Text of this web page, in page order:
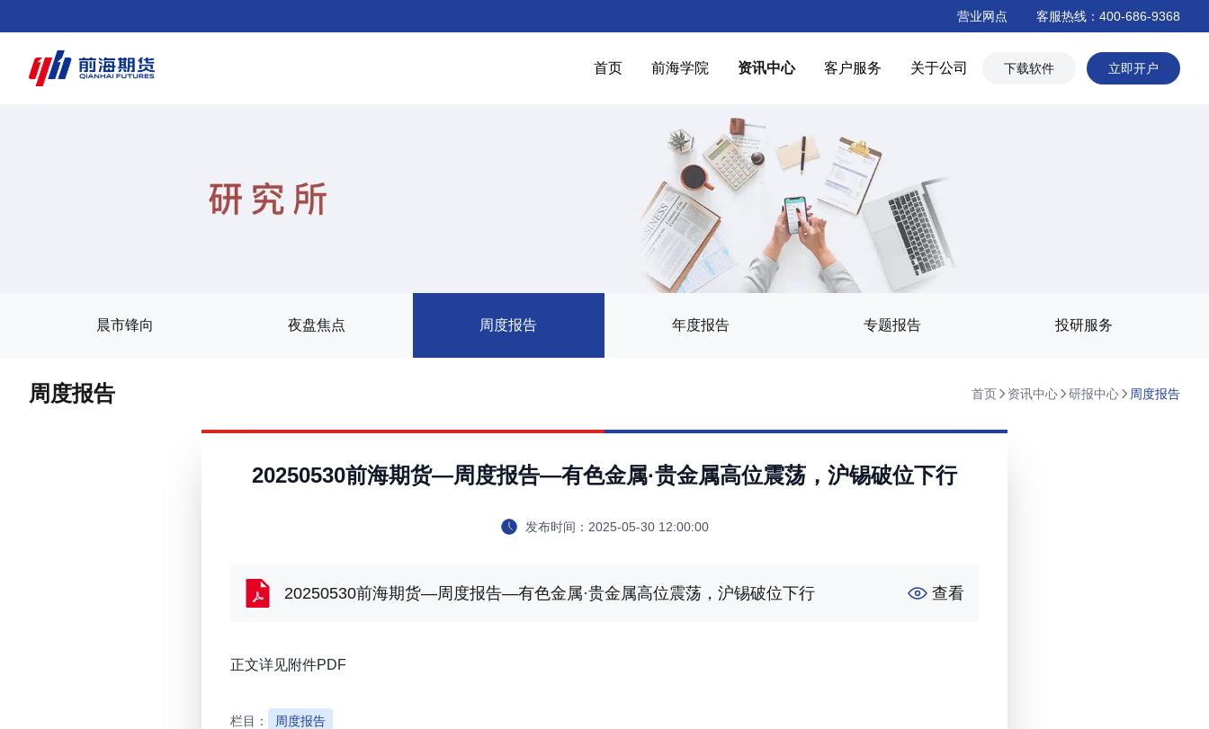
营业网点 客服热线：400-686-9368
首页 前海学院 资讯中心 客户服务 关于公司 下载软件 立即开户
晨市锋向 夜盘焦点 周度报告 年度报告 专题报告 投研服务
周度报告 首页 资讯中心 研报中心 周度报告
20250530前海期货—周度报告—有色金属·贵金属高位震荡，沪锡破位下行
发布时间： 2025-05-30 12:00:00
20250530前海期货—周度报告—有色金属·贵金属高位震荡，沪锡破位下行 查看
正文详见附件PDF
栏目： 周度报告